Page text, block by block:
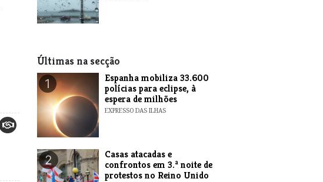
Últimas na secção
1
Espanha mobiliza 33.600
polícias para eclipse, à
espera de milhões
EXPRESSO DAS ILHAS
2
Casas atacadas e
confrontos em 3.ª noite de
protestos no Reino Unido